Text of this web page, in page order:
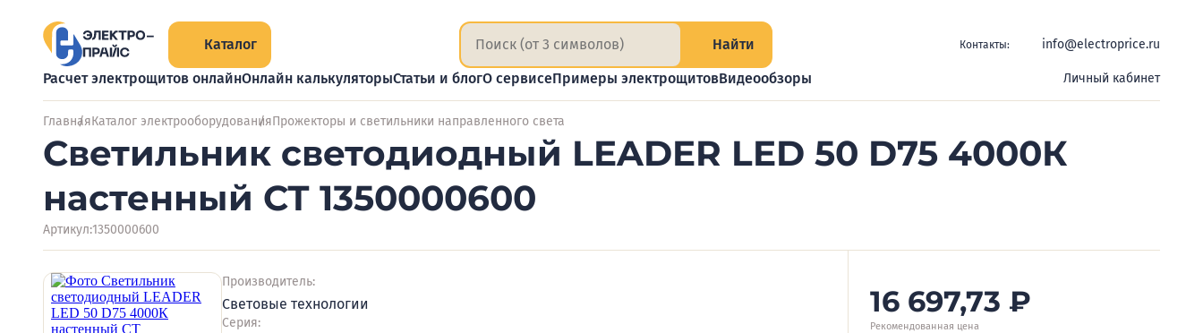
Каталог Найти Контакты: info@electroprice.ru
Расчет электрощитов онлайнОнлайн калькуляторыСтатьи и блогО сервисеПримеры электрощитовВидеообзоры Личный кабинет
ГлавнаяКаталог электрооборудованияПрожекторы и светильники направленного света
Светильник светодиодный LEADER LED 50 D75 4000К
настенный СТ 1350000600
Артикул:1350000600
Производитель:
Световые технологии
Серия:
16 697,73 ₽
Рекомендованная цена